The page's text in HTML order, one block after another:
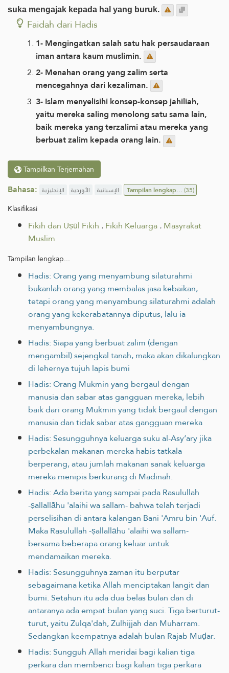
suka mengajak kepada hal yang buruk.
Faidah dari Hadis
1- Mengingatkan salah satu hak persaudaraan
iman antara kaum muslimin.
2- Menahan orang yang zalim serta
mencegahnya dari kezaliman.
3- Islam menyelisihi konsep-konsep jahiliah,
yaitu mereka saling menolong satu sama lain,
baik mereka yang terzalimi atau mereka yang
berbuat zalim kepada orang lain.
Tampilkan Terjemahan
Bahasa: الإنجليزية الأوردية الإسبانية Tampilan lengkap...(35)
Klasifikasi
Fikih dan Uṣūl Fikih .Fikih Keluarga.Masyrakat
Muslim
Tampilan lengkap...
Hadis: Orang yang menyambung silaturahmi
bukanlah orang yang membalas jasa kebaikan,
tetapi orang yang menyambung silaturahmi adalah
orang yang kekerabatannya diputus, lalu ia
menyambungnya.
Hadis: Siapa yang berbuat zalim (dengan
mengambil) sejengkal tanah, maka akan dikalungkan
di lehernya tujuh lapis bumi
Hadis: Orang Mukmin yang bergaul dengan
manusia dan sabar atas gangguan mereka, lebih
baik dari orang Mukmin yang tidak bergaul dengan
manusia dan tidak sabar atas gangguan mereka
Hadis: Sesungguhnya keluarga suku al-Asy’ary jika
perbekalan makanan mereka habis tatkala
berperang, atau jumlah makanan sanak keluarga
mereka menipis berkurang di Madinah.
Hadis: Ada berita yang sampai pada Rasulullah
-ṣallallāhu 'alaihi wa sallam- bahwa telah terjadi
perselisihan di antara kalangan Bani 'Amru bin 'Auf.
Maka Rasulullah -ṣallallāhu 'alaihi wa sallam-
bersama beberapa orang keluar untuk
mendamaikan mereka.
Hadis: Sesungguhnya zaman itu berputar
sebagaimana ketika Allah menciptakan langit dan
bumi. Setahun itu ada dua belas bulan dan di
antaranya ada empat bulan yang suci. Tiga berturut-
turut, yaitu Zulqa'dah, Zulhijjah dan Muharram.
Sedangkan keempatnya adalah bulan Rajab Muḍar.
Hadis: Sungguh Allah meridai bagi kalian tiga
perkara dan membenci bagi kalian tiga perkara